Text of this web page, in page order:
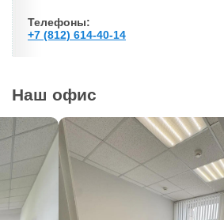
Телефоны:
+7 (812) 614-40-14
Наш офис